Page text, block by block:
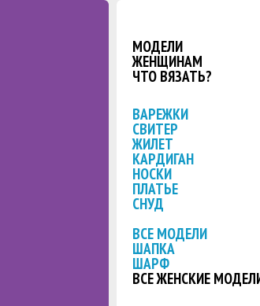
МОДЕЛИ
ЖЕНЩИНАМ
ЧТО ВЯЗАТЬ?
ВАРЕЖКИ
СВИТЕР
ЖИЛЕТ
КАРДИГАН
НОСКИ
ПЛАТЬЕ
СНУД
ВСЕ МОДЕЛИ
ШАПКА
ШАРФ
ВСЕ ЖЕНСКИЕ